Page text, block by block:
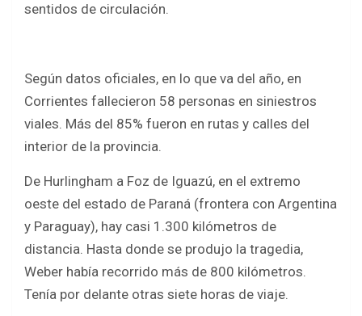
sentidos de circulación.
Según datos oficiales, en lo que va del año, en
Corrientes fallecieron 58 personas en siniestros
viales. Más del 85% fueron en rutas y calles del
interior de la provincia.
De Hurlingham a Foz de Iguazú, en el extremo
oeste del estado de Paraná (frontera con Argentina
y Paraguay), hay casi 1.300 kilómetros de
distancia. Hasta donde se produjo la tragedia,
Weber había recorrido más de 800 kilómetros.
Tenía por delante otras siete horas de viaje.